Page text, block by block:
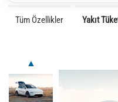
Tüm Özellikler Yakıt
▲